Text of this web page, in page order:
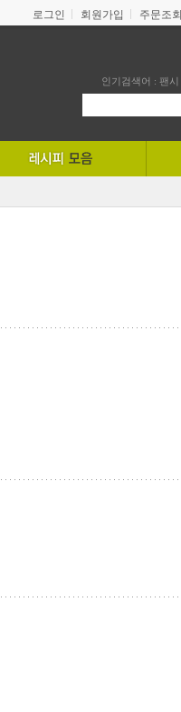
로그인 회원가입 주문조회
인기검색어 : 팬시